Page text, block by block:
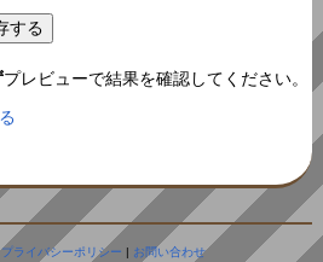
プレビューで結果を確認してください。
プライバシーポリシー | お問い合わせ